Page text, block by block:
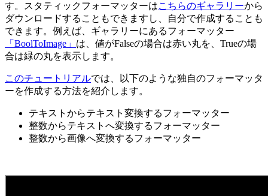
す。スタティックフォーマッターはこちらのギャラリーから
ダウンロードすることもできますし、自分で作成することも
できます。例えば、ギャラリーにあるフォーマッター
「BoolToImage」 は、値がFalseの場合は赤い丸を、Trueの場
合は緑の丸を表示します。
このチュートリアルでは、以下のような独自のフォーマッタ
ーを作成する方法を紹介します。
テキストからテキスト変換するフォーマッター
整数からテキストへ変換するフォーマッター
整数から画像へ変換するフォーマッター